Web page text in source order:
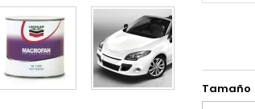
Tamaño